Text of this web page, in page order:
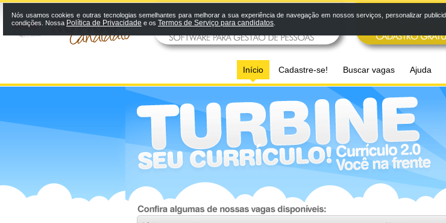
Início Cadastre-se! Buscar vagas Ajuda
Nós usamos cookies e outras tecnologias semelhantes para melhorar a sua experiência de navegação em nossos serviços, personalizar
condições. Nossa Política de Privacidade e os Termos de Serviço para candidatos